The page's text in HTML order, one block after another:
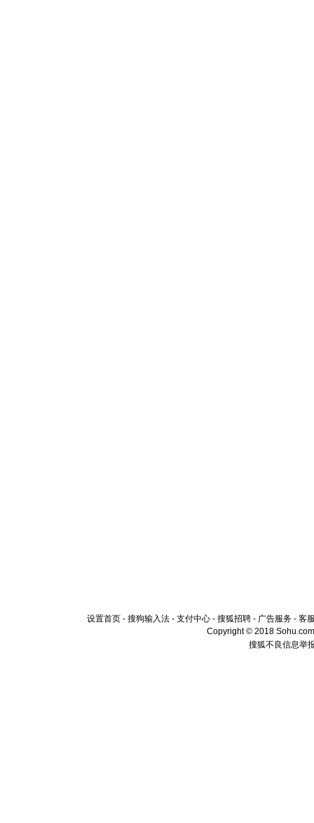
设置首页 - 搜狗输入法 - 支付中心 - 搜狐招聘 - 广告服务 - 客
Copyright © 2018
搜狐不良信息举